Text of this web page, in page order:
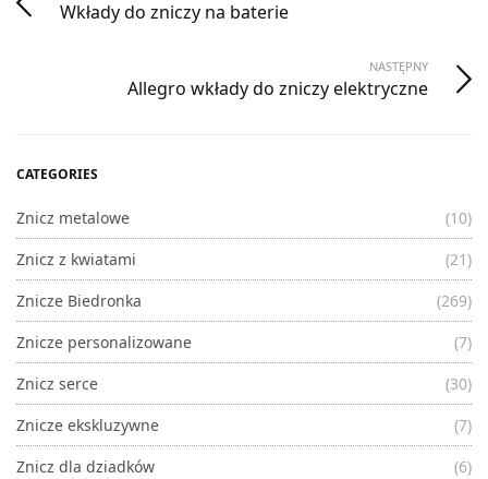
Wkłady do zniczy na baterie
NASTĘPNY
Allegro wkłady do zniczy elektryczne
CATEGORIES
Znicz metalowe
(10)
Znicz z kwiatami
(21)
Znicze Biedronka
(269)
Znicze personalizowane
(7)
Znicz serce
(30)
Znicze ekskluzywne
(7)
Znicz dla dziadków
(6)